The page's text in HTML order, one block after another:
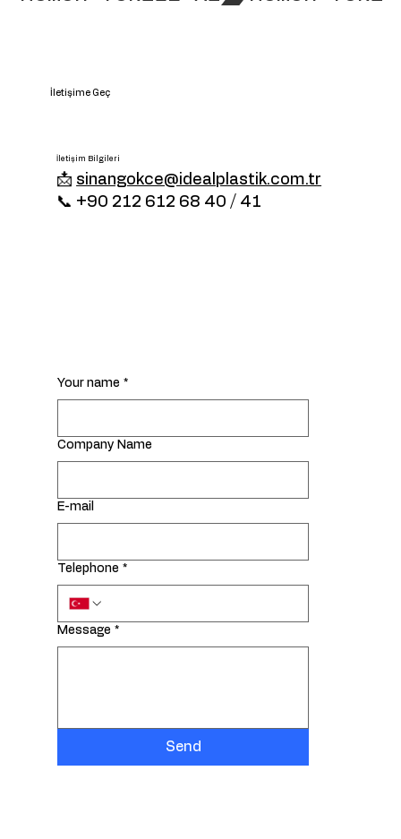
İletişime Geç
İletişim Bilgileri
📩 sinangokce@idealplastik.com.tr
📞 +90 212 612 68 40 / 41
Your name *
Company Name
E-mail
Telephone *
Message *
Send